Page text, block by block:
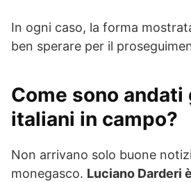
In ogni caso, la forma
ben sperare per il
Come sono andati
italiani in campo?
Non arrivano solo buone
monegasco. Luciano Darderi